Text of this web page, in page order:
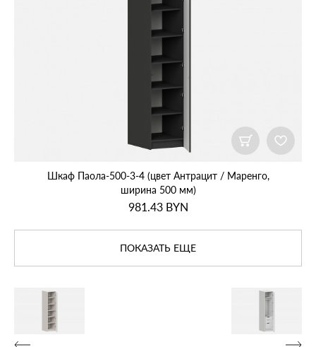
Шкаф Паола‑500‑3‑4 (цвет Антрацит / Маренго,
ширина 500 мм)
981.43BYN
ПОКАЗАТЬ ЕЩЕ